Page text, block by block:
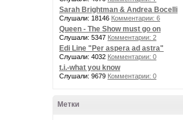
Sarah Brightman & Andrea Bocelli
Слушали: 18146 Комментарии: 6
Queen - The Show must go on
Слушали: 5347 Комментарии: 2
Edi Line "Per aspera ad astra"
Слушали: 4032 Комментарии: 0
t.i.-what you know
Слушали: 9679 Комментарии: 0
Метки